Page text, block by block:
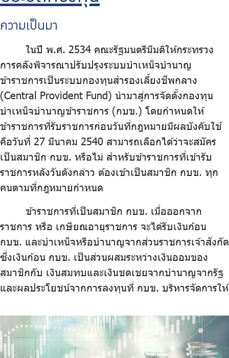
รายงานผลการดำเนินงาน
ข่าวสารและกิจกรรม
บริการเจ้าหน้าที่ส่วนราชการ
ร่วมงานกับเรา
ติดต่อเรา
ไทย | Eng
ความเป็นมา
ในปี พ.ศ. 2534 คณะรัฐมนตรีมีมติให้กระทรวง
การคลังพิจารณาปรับปรุงระบบบำเหน็จบำนาญ
ข้าราชการเป็นระบบกองทุนสำรองเลี้ยงชีพกลาง
(Central Provident Fund) นำมาสู่การจัดตั้งกองทุน
บำเหน็จบำนาญข้าราชการ (กบข.) โดยกำหนดให้
ข้าราชการที่รับราชการก่อนวันที่กฎหมายมีผลบังคับใช้
คือวันที่ 27 มีนาคม 2540 สามารถเลือกได้ว่าจะสมัคร
เป็นสมาชิก กบข. หรือไม่ สำหรับข้าราชการที่เข้ารับ
ราชการหลังวันดังกล่าว ต้องเข้าเป็นสมาชิก กบข. ทุก
คนตามที่กฎหมายกำหนด
ข้าราชการที่เป็นสมาชิก กบข. เมื่อออกจาก
ราชการ หรือ เกษียณอายุราชการ จะได้รับเงินก้อน
กบข. และบำเหน็จหรือบำนาญจากส่วนราชการเจ้าสังกัด
ซึ่งเงินก้อน กบข. เป็นส่วนผสมระหว่างเงินออมของ
สมาชิกกับ เงินสมทบและเงินชดเชยจากบำนาญจากรัฐ
และผลประโยชน์จากการลงทุนที่ กบข. บริหารจัดการให้